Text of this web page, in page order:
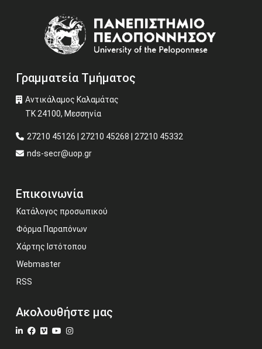
Γραμματεία Τμήματος
Αντικάλαμος Καλαμάτας
ΤΚ 24100, Μεσσηνία
27210 45126 | 27210 45268 | 27210 45332
nds-secr@uop.gr
Επικοινωνία
Κατάλογος προσωπικού
Φόρμα Παραπόνων
Χάρτης Ιστότοπου
Webmaster
RSS
Ακολουθήστε μας